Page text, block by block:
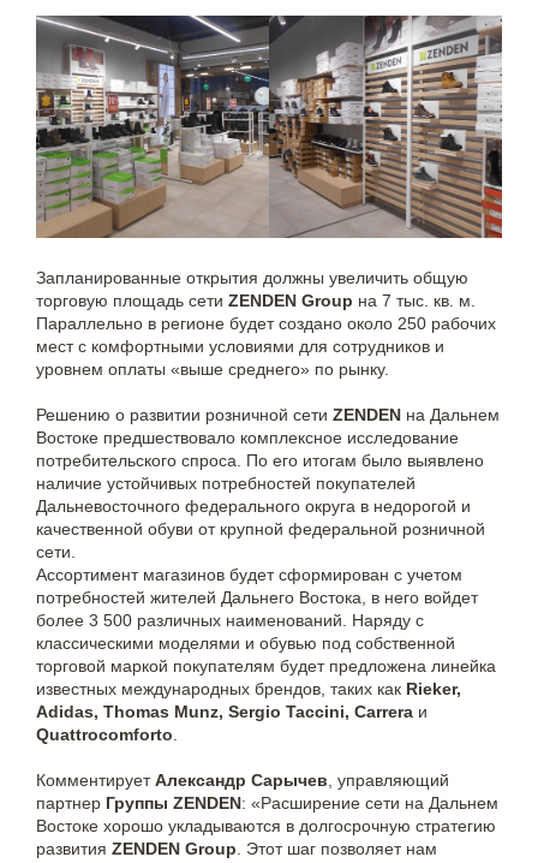
Запланированные открытия должны увеличить общую
торговую площадь сети ZENDEN Group на 7 тыс. кв. м.
Параллельно в регионе будет создано около 250 рабочих
мест с комфортными условиями для сотрудников и
уровнем оплаты «выше среднего» по рынку.
Решению о развитии розничной сети ZENDEN на Дальнем
Востоке предшествовало комплексное исследование
потребительского спроса. По его итогам было выявлено
наличие устойчивых потребностей покупателей
Дальневосточного федерального округа в недорогой и
качественной обуви от крупной федеральной розничной
сети.
Ассортимент магазинов будет сформирован с учетом
потребностей жителей Дальнего Востока, в него войдет
более 3 500 различных наименований. Наряду с
классическими моделями и обувью под собственной
торговой маркой покупателям будет предложена линейка
известных международных брендов, таких как Rieker,
Adidas, Thomas Munz, Sergio Taccini, Carrera и
Quattrocomforto.
КомментируетАлександр Сарычев, управляющий
партнер Группы ZENDEN: «Расширение сети на Дальнем
Востоке хорошо укладываются в долгосрочную стратегию
развития ZENDEN Group. Этот шаг позволяет нам